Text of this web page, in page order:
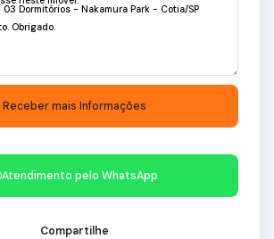
Atendimento pelo WhatsApp
Compartilhe